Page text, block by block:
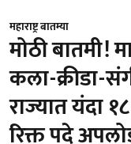
महाराष्ट्र बातम्या
मोठी बातमी!
कला-क्रीडा-
राज्यात यंदा
रिक्त पदे